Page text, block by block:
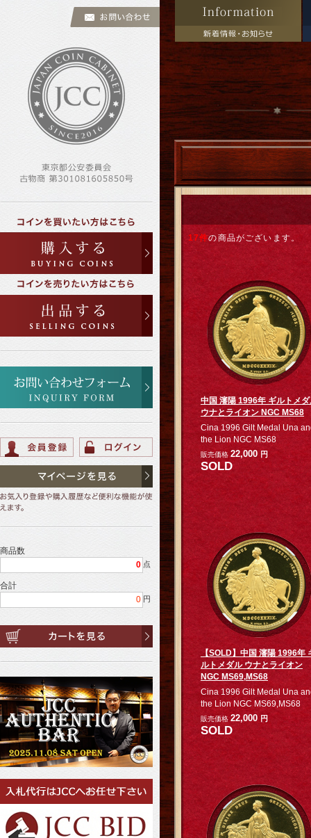
商品数
0 点
合計
0 円
17件の商品がございます。
中国 瀋陽 1996年 ギルトメダ
ウナとライオン NGC MS68
Cina 1996 Gilt Medal Una
the Lion NGC MS68
販売価格22,000 円
SOLD
【SOLD】中国 瀋陽 1996年
ルトメダル ウナとライオン
NGC MS69,MS68
Cina 1996 Gilt Medal Una
the Lion NGC MS69,MS68
販売価格 22,000 円
SOLD